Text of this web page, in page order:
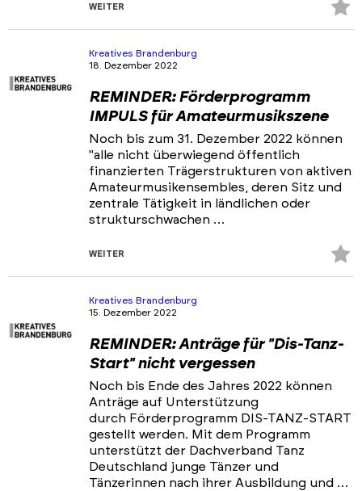
WEITER
Kreatives Brandenburg
18. Dezember 2022
REMINDER: Förderprogramm
IMPULS für Amateurmusikszene
Noch bis zum 31. Dezember 2022 können
"alle nicht überwiegend öffentlich
finanzierten Trägerstrukturen von aktiven
Amateurmusikensembles, deren Sitz und
zentrale Tätigkeit in ländlichen oder
strukturschwachen …
WEITER
Kreatives Brandenburg
15. Dezember 2022
REMINDER: Anträge für "Dis-Tanz-
Start" nicht vergessen
Noch bis Ende des Jahres 2022 können
Anträge auf Unterstützung
durch Förderprogramm DIS-TANZ-START
gestellt werden. Mit dem Programm
unterstützt der Dachverband Tanz
Deutschland junge Tänzer und
Tänzerinnen nach ihrer Ausbildung und …